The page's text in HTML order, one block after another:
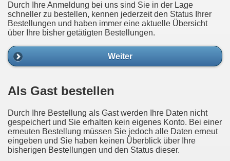
Durch Ihre Anmeldung bei uns sind Sie in der Lage
schneller zu bestellen, kennen jederzeit den Status Ihrer
Bestellungen und haben immer eine aktuelle Übersicht
über Ihre bisher getätigten Bestellungen.
Weiter
Als Gast bestellen
Durch Ihre Bestellung als Gast werden Ihre Daten nicht
gespeichert und Sie erhalten kein eigenes Konto. Bei einer
erneuten Bestellung müssen Sie jedoch alle Daten erneut
eingeben und Sie haben keinen Überblick über Ihre
bisherigen Bestellungen und den Status dieser.